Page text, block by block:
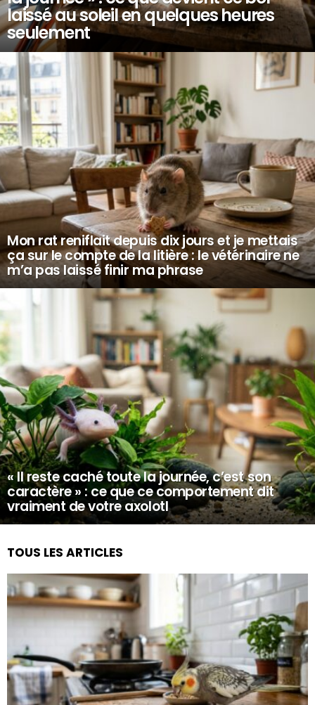
laissé au soleil en quelques heures
seulement
Mon rat reniflait depuis dix jours et je mettais
ça sur le compte de la litière : le vétérinaire ne
m’a pas laissé finir ma phrase
« Il reste caché toute la journée, c’est son
caractère » : ce que ce comportement dit
vraiment de votre axolotl
TOUS LES ARTICLES